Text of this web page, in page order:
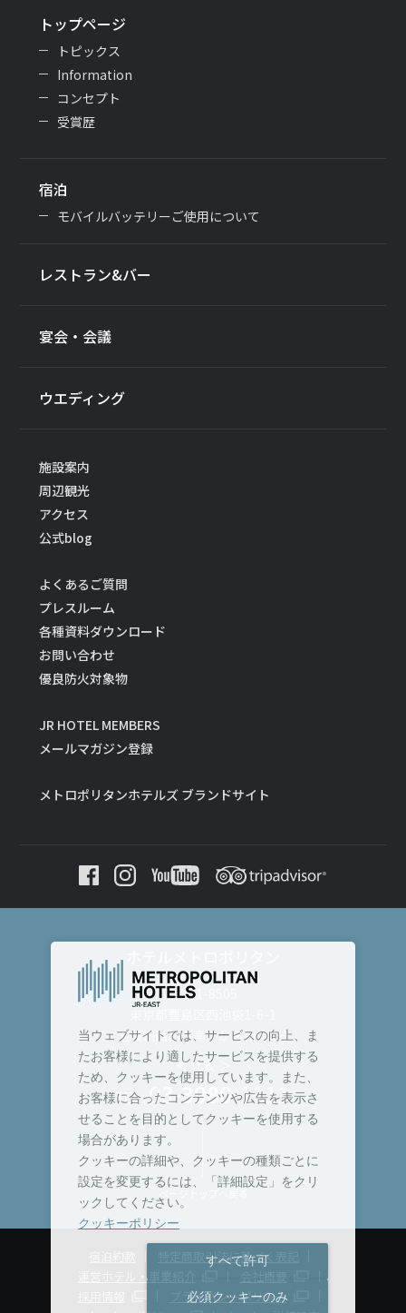
トップページ
トピックス
Information
コンセプト
受賞歴
宿泊
モバイルバッテリーご使用について
レストラン&バー
宴会・会議
ウエディング
施設案内
周辺観光
アクセス
公式blog
よくあるご質問
プレスルーム
各種資料ダウンロード
お問い合わせ
優良防火対象物
JR HOTEL MEMBERS
メールマガジン登録
メトロポリタンホテルズ ブランドサイト
〒171-8505
池袋駅西口（南）から徒歩3分
＜ 代表 ＞
TEL :03-3980-1111
特定商取引法に基づく表記
運営ホテル・事業紹介
会社概要
プライバシーポリシー
当ウェブサイトでは、サービスの向上、ま
たお客様により適したサービスを提供する
ため、クッキーを使用しています。また、
お客様に合ったコンテンツや広告を表示さ
せることを目的としてクッキーを使用する
場合があります。
クッキーの詳細や、クッキーの種類ごとに
設定を変更するには、「詳細設定」をクリ
ックしてください。
クッキーポリシー
すべて許可
必須クッキーのみ